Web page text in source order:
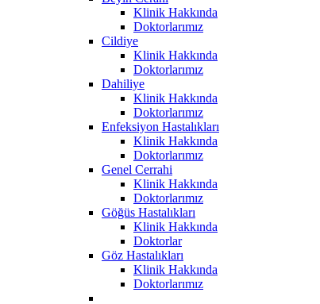
Klinik Hakkında
Doktorlarımız
Cildiye
Klinik Hakkında
Doktorlarımız
Dahiliye
Klinik Hakkında
Doktorlarımız
Enfeksiyon Hastalıkları
Klinik Hakkında
Doktorlarımız
Genel Cerrahi
Klinik Hakkında
Doktorlarımız
Göğüs Hastalıkları
Klinik Hakkında
Doktorlar
Göz Hastalıkları
Klinik Hakkında
Doktorlarımız